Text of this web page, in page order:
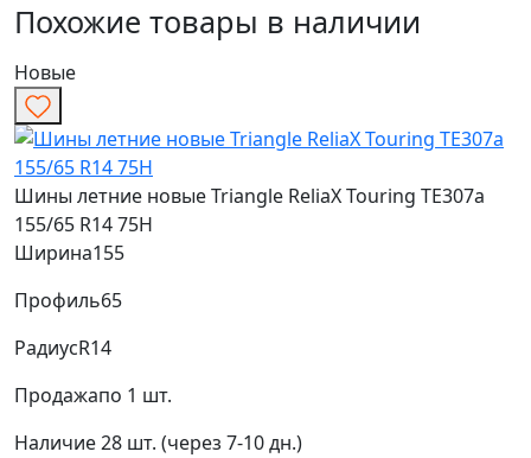
Похожие товары в наличии
Новые
Шины летние новые Triangle ReliaX Touring TE307a
155/65 R14 75H
Ширина155
Профиль65
РадиусR14
Продажапо 1 шт.
Наличие28 шт. (через 7-10 дн.)